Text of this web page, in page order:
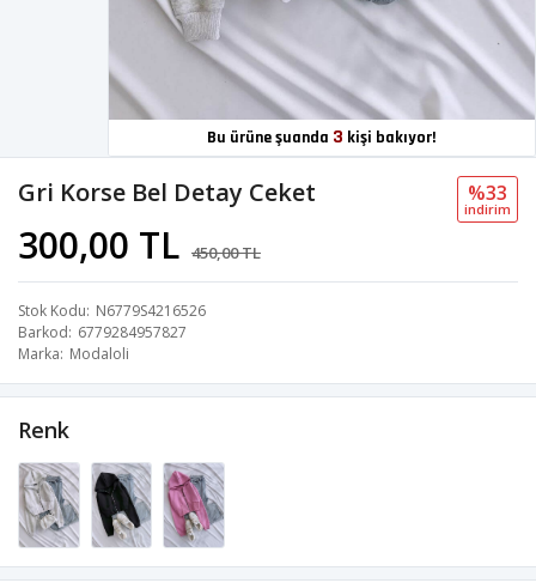
Bu ürüne şuanda 3 kişi bakıyor!
Gri Korse Bel Detay Ceket
300,00 TL 450,00 TL
%33
i̇ndi̇ri̇m
Stok Kodu N6779S4216526
Barkod 6779284957827
Marka Modaloli
Renk